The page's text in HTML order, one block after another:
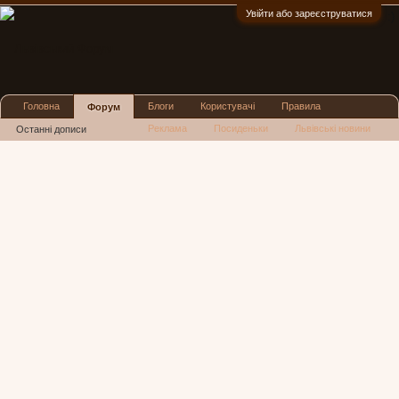
Увійти або зареєструватися
Головна Форум
Останні дописи
Блоги Користувачі Правила
Реклама Посиденьки Львівські новини